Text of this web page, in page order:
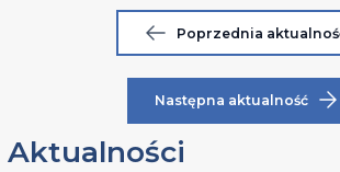
Poprzednia
Następna aktualność
Aktualności